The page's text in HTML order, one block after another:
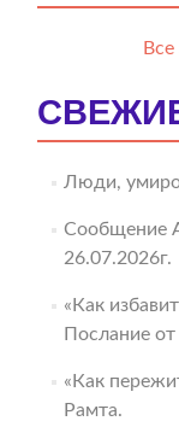
Люди,
Сообщение
26.07.2026г.
«Как
Послание
«Как
Рамта.